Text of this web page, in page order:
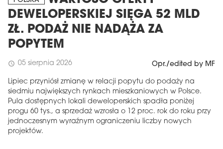
DEWELOPERSKIEJ SIĘGA 52 MLD
ZŁ. PODAŻ NIE NADĄŻA ZA
POPYTEM
schedule 05 sierpnia 2026 Opr./edited by MF
Lipiec przyniósł zmianę w relacji popytu do podaży na
siedmiu największych rynkach mieszkaniowych w Polsce.
Pula dostępnych lokali deweloperskich spadła poniżej
progu 60 tys., a sprzedaż wzrosła o 12 proc. rok do roku przy
jednoczesnym wyraźnym ograniczeniu liczby nowych
projektów.